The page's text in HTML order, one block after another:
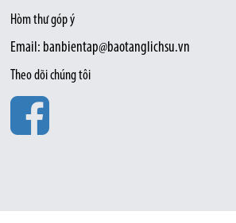
Hòm thư góp ý
Email: banbientap@baotanglichsu.vn
Theo dõi chúng tôi